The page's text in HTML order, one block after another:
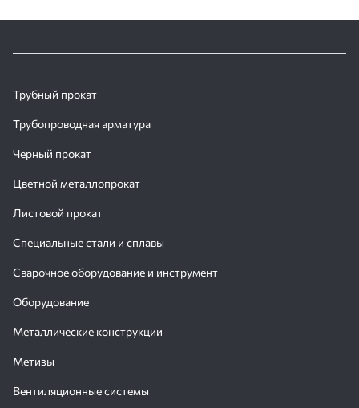
Трубный прокат
Трубопроводная арматура
Черный прокат
Цветной металлопрокат
Листовой прокат
Специальные стали и сплавы
Сварочное оборудование и инструмент
Оборудование
Металлические конструкции
Метизы
Вентиляционные системы